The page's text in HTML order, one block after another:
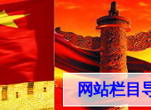
网站栏目